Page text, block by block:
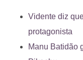
Vidente diz
protagonista
Manu Batidão